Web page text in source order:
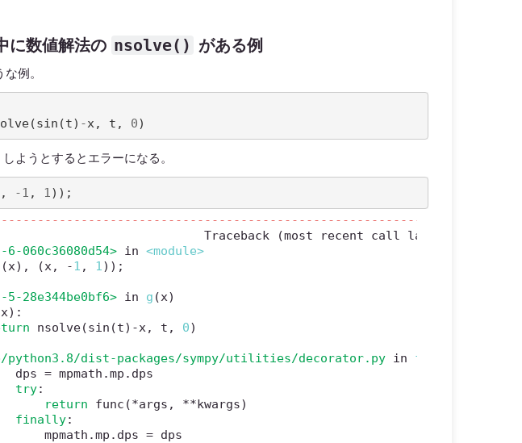
に数値解法の nsolve() がある例
例。
(sin (t) -x, t , 0)
ようとするとエラーになる。
, -1 , 1));
060c36080d54> in <module>
(x) , (x , -1 , 1 ) ) ;
28e344be0bf6> in g (x)
x) :
nsolve(sin (t) -x , t , 0)
dist-packages/sympy/utilities/decorator.py in func_wrapper
dps
= mpmath .mp .
try:
return func (*args , **kwargs)
finally:
mpmath
.mp . dps = dps